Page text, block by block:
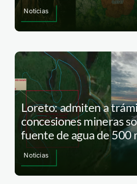
Noticias
Loreto: admiten a
concesiones mineras
fuente de agua de 500
Noticias